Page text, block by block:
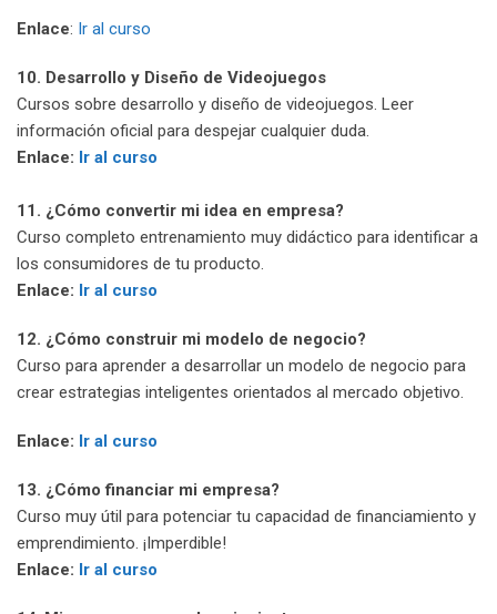
Enlace: Ir al curso
10. Desarrollo y Diseño de Videojuegos
Cursos sobre desarrollo y diseño de videojuegos. Leer
información oficial para despejar cualquier duda.
Enlace: Ir al curso
11. ¿Cómo convertir mi idea en empresa?
Curso completo entrenamiento muy didáctico para identificar a
los consumidores de tu producto.
Enlace: Ir al curso
12. ¿Cómo construir mi modelo de negocio?
Curso para aprender a desarrollar un modelo de negocio para
crear estrategias inteligentes orientados al mercado objetivo.
Enlace: Ir al curso
13. ¿Cómo financiar mi empresa?
Curso muy útil para potenciar tu capacidad de financiamiento y
emprendimiento. ¡Imperdible!
Enlace: Ir al curso